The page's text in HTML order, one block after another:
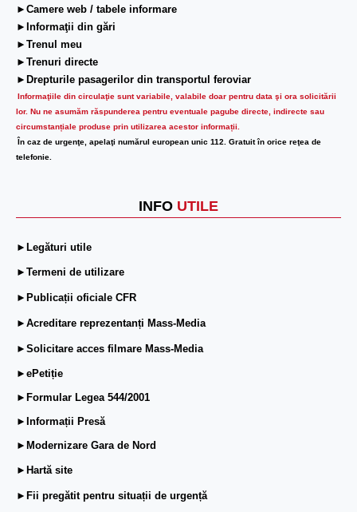
►Camere web / tabele informare
►Informaţii din gări
►Trenul meu
►Trenuri directe
►Drepturile pasagerilor din transportul feroviar
Informaţiile din circulaţie sunt variabile, valabile doar pentru data şi ora solicitării
lor. Nu ne asumăm răspunderea pentru eventuale pagube directe, indirecte sau
circumstanțiale produse prin utilizarea acestor informații.
În caz de urgenţe, apelaţi numărul european unic 112. Gratuit în orice reţea de
telefonie.
INFO UTILE
►Legături utile
►Termeni de utilizare
►Publicații oficiale CFR
►Acreditare reprezentanți Mass-Media
►Solicitare acces filmare Mass-Media
►ePetiție
►Formular Legea 544/2001
►Informații Presă
►Modernizare Gara de Nord
►Hartă site
►Fii pregătit pentru situații de urgență